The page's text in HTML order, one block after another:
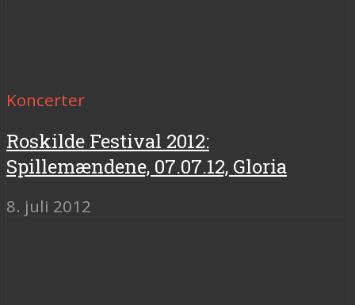
Koncerter
Roskilde Festival 2012:
Spillemændene, 07.07.12, Gloria
8. juli 2012